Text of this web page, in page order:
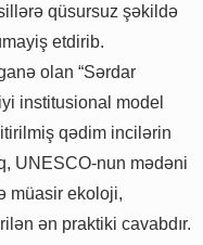
qüsursuz şəkildə
etdirib.
olan “Sərdar
institusional model
qədim incilərin
UNESCO-nun mədəni
müasir ekoloji,
ən praktiki cavabdır.